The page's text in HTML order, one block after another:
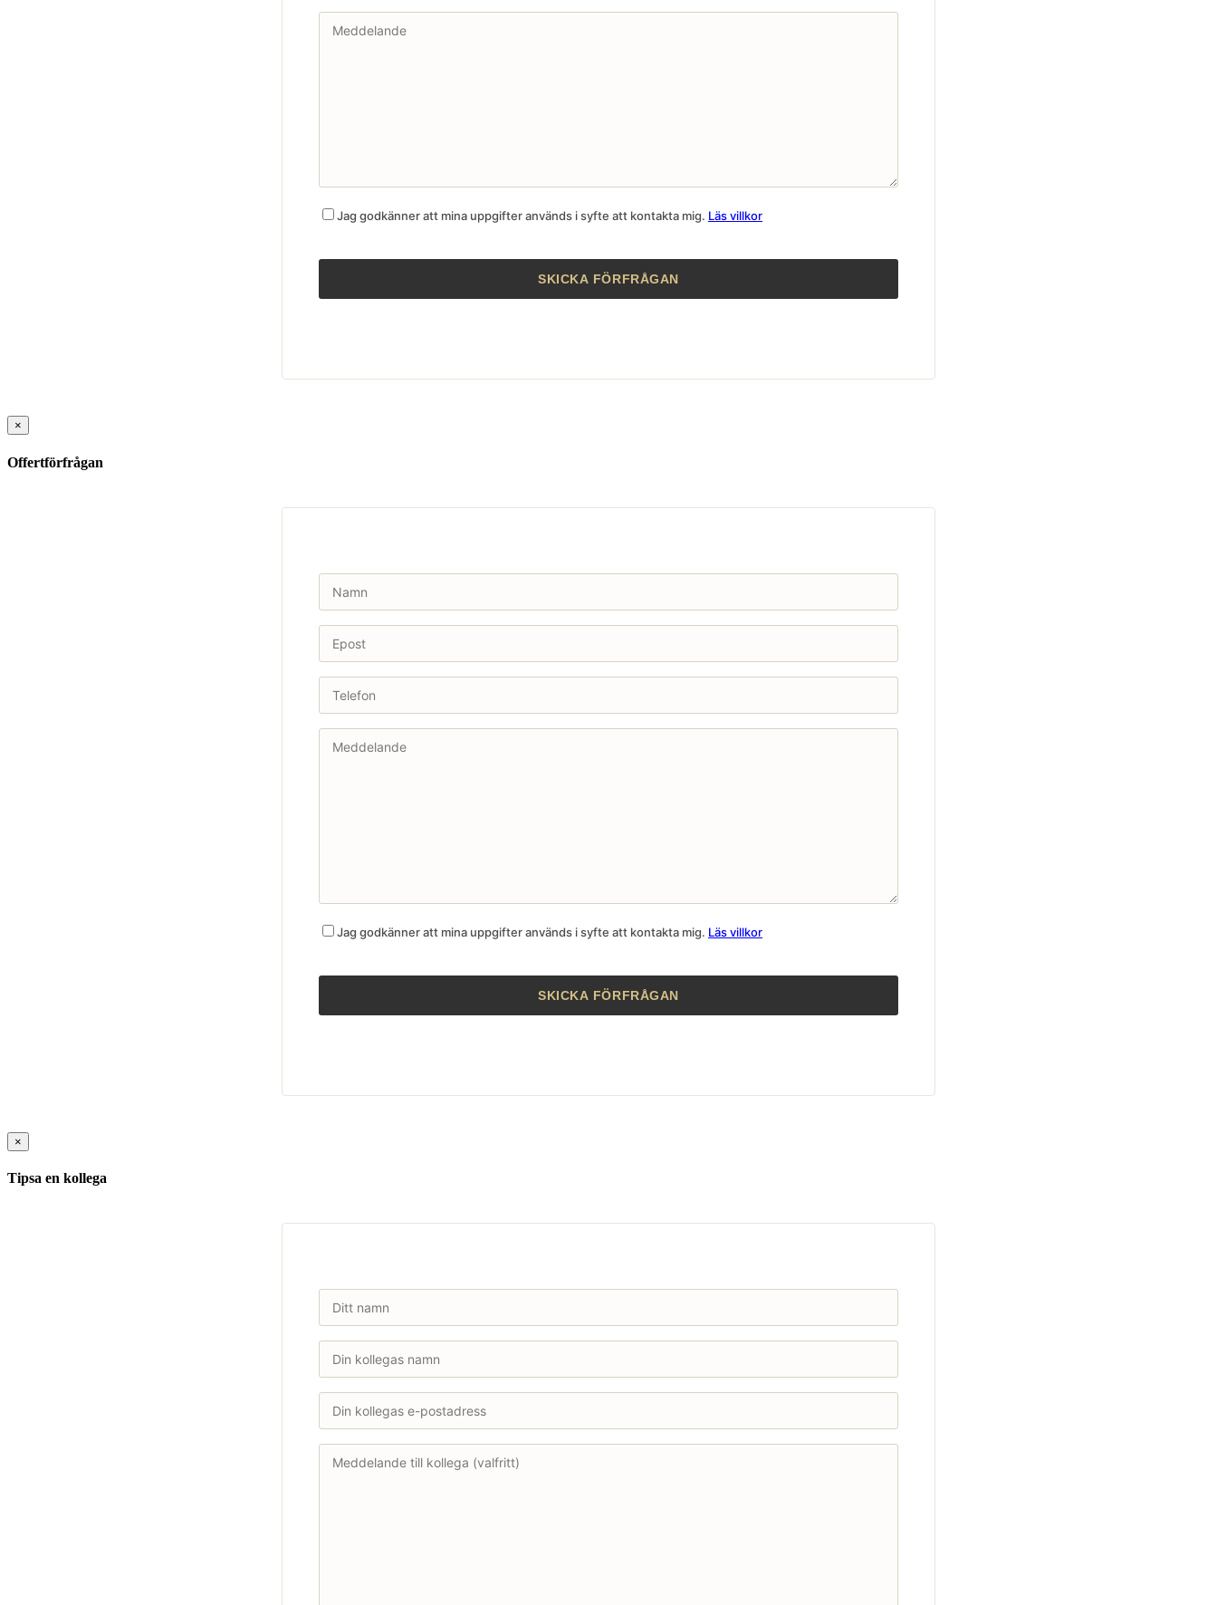
Jag godkänner att mina uppgifter används i syfte att kontakta mig. Läs villkor
×
Offertförfrågan
Jag godkänner att mina uppgifter används i syfte att kontakta mig. Läs villkor
×
Tipsa en kollega